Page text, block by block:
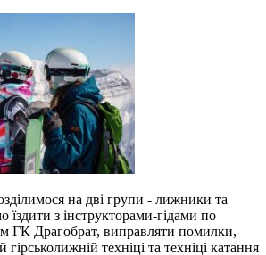
на дві групи - лижники та
їздити з інструкторами-гідами по
ГК Драгобрат, виправляти помилки,
гірськолижній техніці та техніці катання